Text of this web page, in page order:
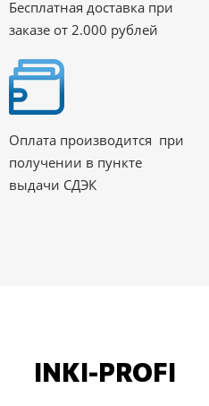
Бесплатная доставка при
заказе от 2.000 рублей
Оплата производится при
получении в пункте
выдачи СДЭК
INKI-PROFI